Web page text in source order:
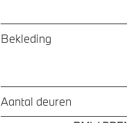
Bekleding
Aantal deuren